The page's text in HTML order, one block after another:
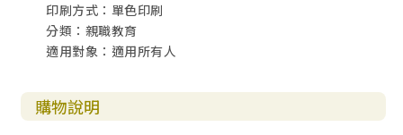
純粹的情感忽視是看不見的。它極其隱諱，很少有具體
或是可見的徵兆。事實上，很多在情感上受到忽視的孩子，
在身體上都受到非常良好的照顧。他們很多都出生在看似美
象受到忽視；事實上，一般人也不認為他們是受到忽視的。
印刷方式：單色印刷
分類：親職教育
適用對象：適用所有人
購物說明